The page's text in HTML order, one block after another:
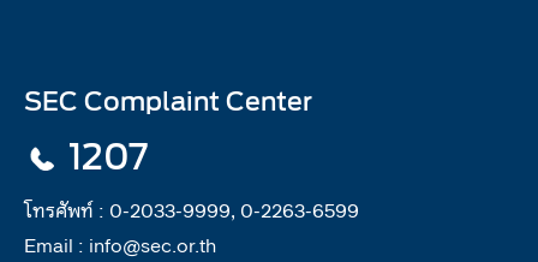
SEC Complaint Center
1207
โทรศัพท์ : 0-2033-9999, 0-2263-6599
Email : info@sec.or.th